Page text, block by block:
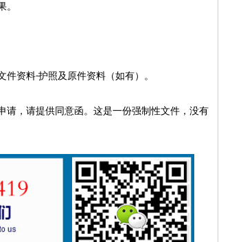
件资料-护照及原件资料（如有）。
请，请提供同意函。这是一份强制性文件，没有